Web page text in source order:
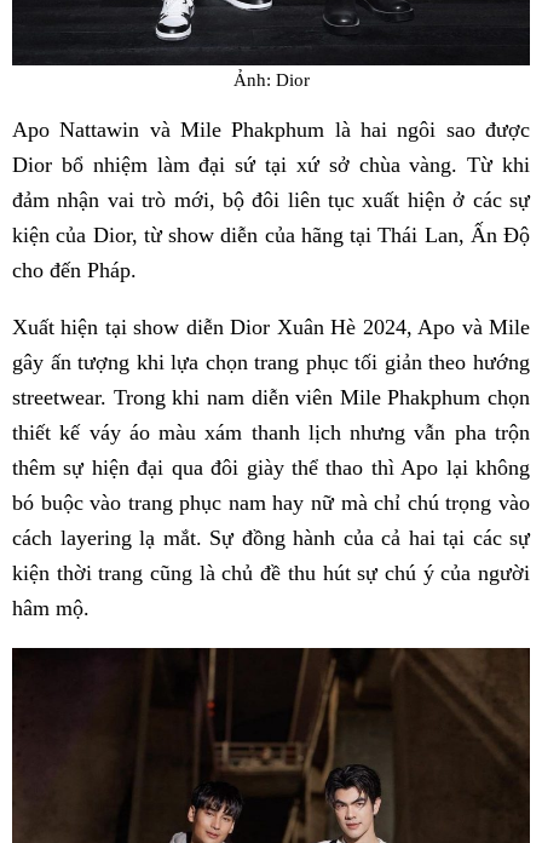
Ảnh: Dior
Apo Nattawin và Mile Phakphum là hai ngôi sao được
Dior bổ nhiệm làm đại sứ tại xứ sở chùa vàng. Từ khi
đảm nhận vai trò mới, bộ đôi liên tục xuất hiện ở các sự
kiện của Dior, từ show diễn của hãng tại Thái Lan, Ấn Độ
cho đến Pháp.
Xuất hiện tại show diễn Dior Xuân Hè 2024, Apo và Mile
gây ấn tượng khi lựa chọn trang phục tối giản theo hướng
streetwear. Trong khi nam diễn viên Mile Phakphum chọn
thiết kế váy áo màu xám thanh lịch nhưng vẫn pha trộn
thêm sự hiện đại qua đôi giày thể thao thì Apo lại không
bó buộc vào trang phục nam hay nữ mà chỉ chú trọng vào
cách layering lạ mắt. Sự đồng hành của cả hai tại các sự
kiện thời trang cũng là chủ đề thu hút sự chú ý của người
hâm mộ.